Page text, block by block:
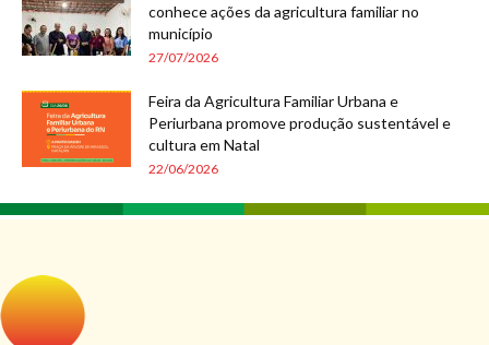
conhece ações da agricultura familiar no
município
27/07/2026
Feira da Agricultura Familiar Urbana e
Periurbana promove produção sustentável e
cultura em Natal
22/06/2026